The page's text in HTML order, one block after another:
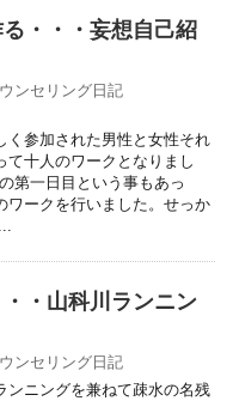
・・・妄想自己紹
ンセリング日記
く参加された男性と女性それ
て十人のワークとなりまし
第一日目という事もあっ
ワークを行いました。せっか
・山科川ランニン
ンセリング日記
ンニングを兼ねて疎水の名残